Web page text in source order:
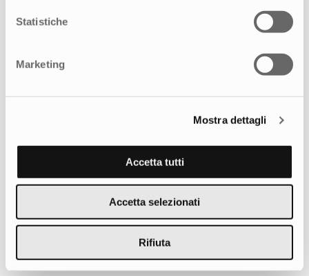
Statistiche
Marketing
Mostra dettagli
Accetta tutti
Accetta selezionati
Rifiuta